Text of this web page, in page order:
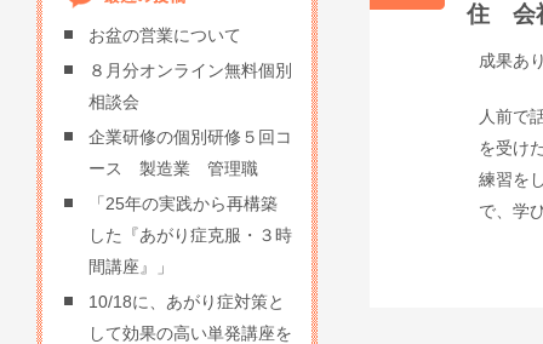
住 会
成果あ
人前で
を受け
練習を
で、学
お盆の営業について
８月分オンライン無料個別
相談会
企業研修の個別研修５回コ
ース 製造業 管理職
「25年の実践から再構築
した『あがり症克服・３時
間講座』」
10/18に、あがり症対策と
して効果の高い単発講座を